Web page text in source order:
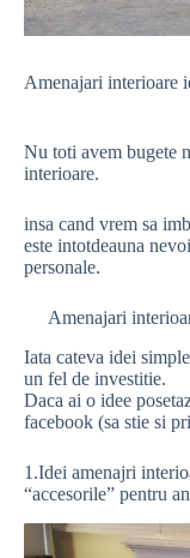
Amenajari interioare
Nu toti avem bugete
interioare.
insa cand vrem sa
este intotdeauna
personale.
Amenajari
Iata cateva idei
un fel de investitie.
Daca ai o idee
facebook (sa stie si
1.Idei amenajri
“accesorile” pentru